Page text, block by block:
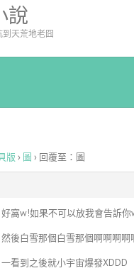
說
天荒地老囧
版 › 圖 › 回覆至：圖
好窩w!如果不可以放我會告訴
然後白雪那個白雪那個啊啊啊
一看到之後就小宇宙爆發XDDD